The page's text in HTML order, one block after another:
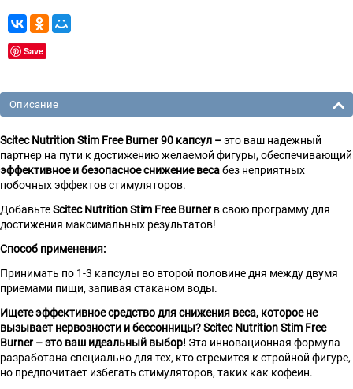
Save
Описание
Scitec Nutrition Stim Free Burner 90 капсул –это ваш надежный
партнер на пути к достижению желаемой фигуры, обеспечивающий
эффективное и безопасное снижение весабез неприятных
побочных эффектов стимуляторов.
ДобавьтеScitec Nutrition Stim Free Burnerв свою программу для
достижения максимальных результатов!
Способ применения:
Принимать по 1-3 капсулы во второй половине дня между двумя
приемами пищи, запивая стаканом воды.
Ищете эффективное средство для снижения веса, которое не
вызывает нервозности и бессонницы? Scitec Nutrition Stim Free
Burner – это ваш идеальный выбор! Эта инновационная формула
разработана специально для тех, кто стремится к стройной фигуре,
но предпочитает избегать стимуляторов, таких как кофеин.